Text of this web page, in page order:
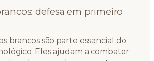
defesa em primeiro
brancos são parte essencial do
Eles ajudam a combater